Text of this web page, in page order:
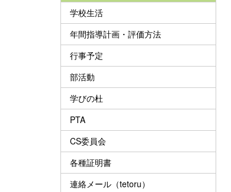
学校生活
年間指導計画・評価方法
行事予定
部活動
学びの杜
PTA
CS委員会
各種証明書
連絡メール（tetoru）